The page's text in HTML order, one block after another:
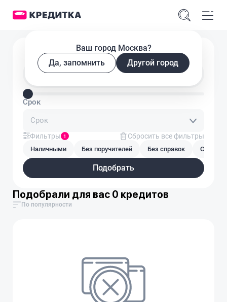
Ваш город Москва?
Да, запомнить
Другой город
Подобрать кредит
Введите сумму кредита
Срок
Срок
Фильтры 1 Сбросить все фильтры
Наличными Без поручителей Без справок С
Подобрать
Подобрали для вас 0 кредитов
По популярности